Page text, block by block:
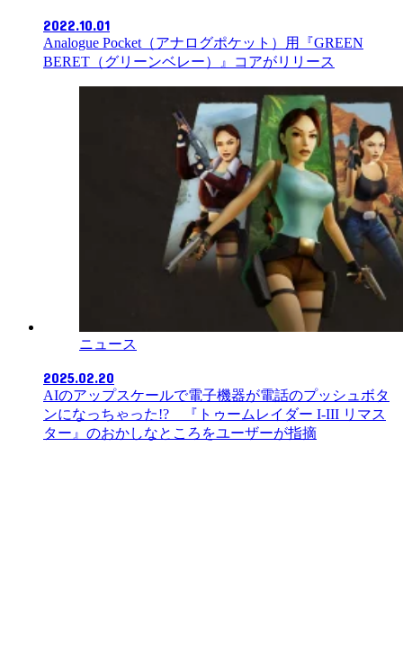
2022.10.01
Analogue Pocket（アナログポケット）用『GREEN
BERET（グリーンベレー）』コアがリリース
ニュース
2025.02.20
AIのアップスケールで電子機器が電話のプッシュボタ
ンになっちゃった!? 『トゥームレイダー I-III リマス
ター』のおかしなところをユーザーが指摘